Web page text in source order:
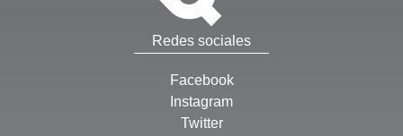
Redes sociales
Facebook
Instagram
Twitter